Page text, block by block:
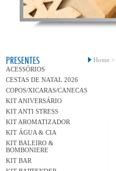
PRESENTES
ACESSÓRIOS
CESTAS DE NATAL 2026
COPOS/XICARAS/CANECAS
KIT ANIVERSÁRIO
KIT ANTI STRESS
KIT AROMATIZADOR
KIT ÁGUA & CIA
KIT BALEIRO &
BOMBONIERE
KIT BAR
Home >